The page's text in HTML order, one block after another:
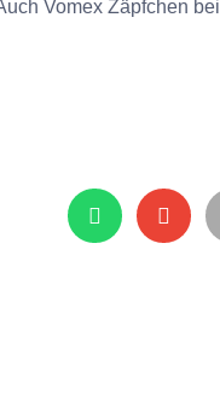
Vomex Zäpfchen bei